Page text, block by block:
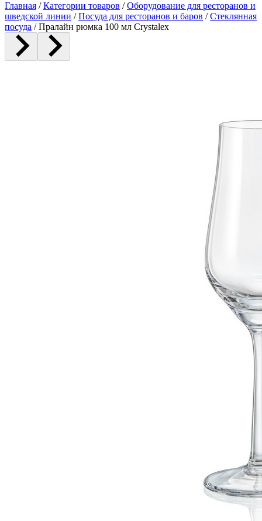
Главная / Категории товаров / Оборудование для ресторанов и
шведской линии / Посуда для ресторанов и баров / Стеклянная
посуда / Пралайн рюмка 100 мл Crystalex